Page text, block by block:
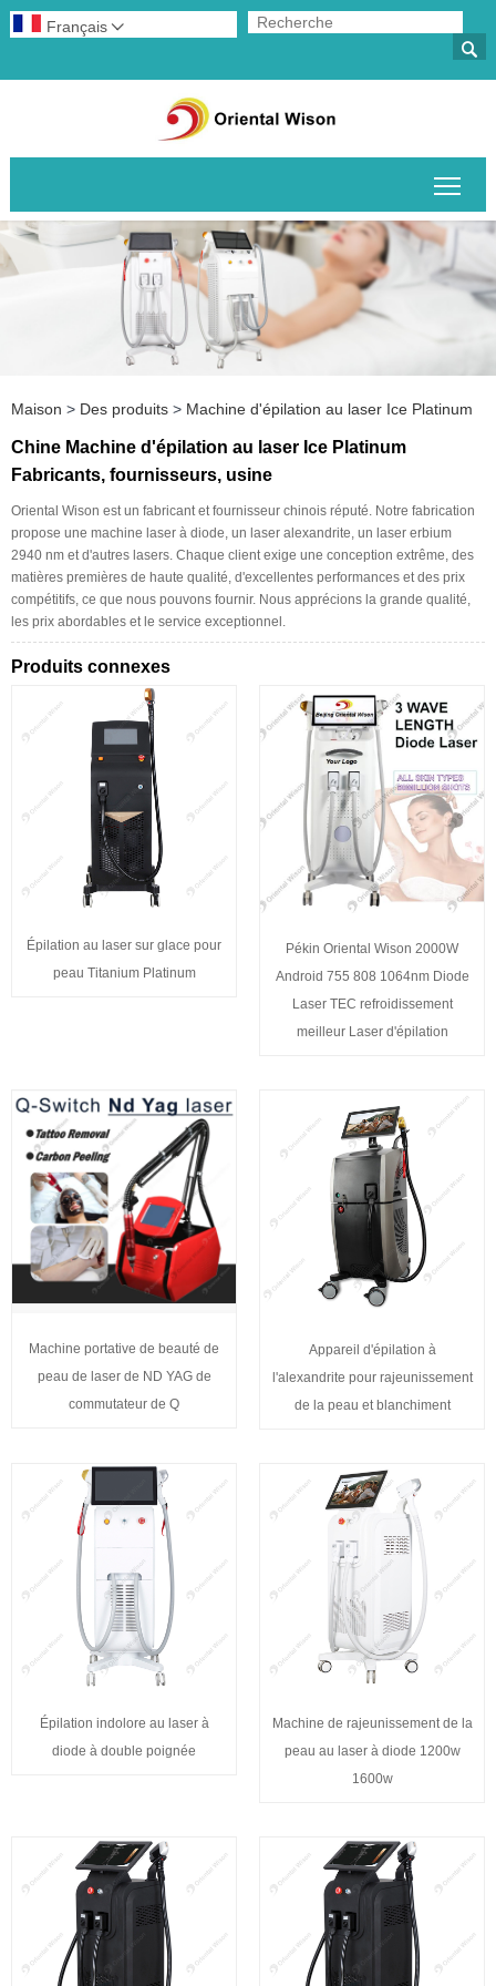

Français 
Maison > Des produits > Machine d'épilation au laser Ice Platinum
Chine Machine d'épilation au laser Ice Platinum
Fabricants, fournisseurs, usine
Oriental Wison est un fabricant et fournisseur chinois réputé. Notre fabrication
propose une machine laser à diode, un laser alexandrite, un laser erbium
2940 nm et d'autres lasers. Chaque client exige une conception extrême, des
matières premières de haute qualité, d'excellentes performances et des prix
compétitifs, ce que nous pouvons fournir. Nous apprécions la grande qualité,
les prix abordables et le service exceptionnel.
Produits connexes
Épilation au laser sur glace pour
peau Titanium Platinum
Pékin Oriental Wison 2000W
Android 755 808 1064nm Diode
Laser TEC refroidissement
meilleur Laser d'épilation
Machine portative de beauté de
peau de laser de ND YAG de
commutateur de Q
Appareil d'épilation à
l'alexandrite pour rajeunissement
de la peau et blanchiment
Épilation indolore au laser à
diode à double poignée
Machine de rajeunissement de la
peau au laser à diode 1200w
1600w